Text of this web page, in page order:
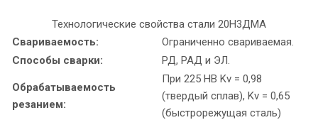
Технологические свойства стали 20Н3ДМА
Свариваемость:
Ограниченно свариваемая.
Способы сварки:
РД, РАД и ЭЛ.
Обрабатываемость
резанием:
При 225 HB Kv = 0,98
(твердый сплав), Kv = 0,65
(быстрорежущая сталь)